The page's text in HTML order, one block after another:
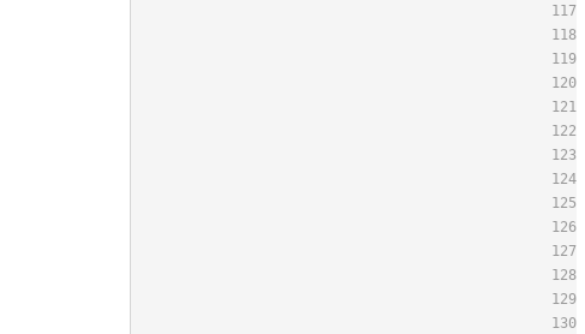
117
118
119
120
121
122
123
124
125
126
127
128
129
130